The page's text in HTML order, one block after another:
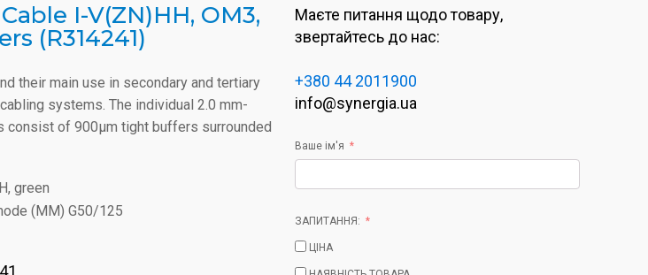
I-V(ZN)HH, OM3,
(R314241)
their main use in secondary and tertiary
systems. The individual 2.0 mm-
consist of 900µm tight buffers surrounded
green
(MM) G50/125
Маєте питання щодо товару,
звертайтесь до нас:
+380 44 2011900
info@synergia.ua
Ваше ім'я
ЗАПИТАННЯ:
ЦІНА